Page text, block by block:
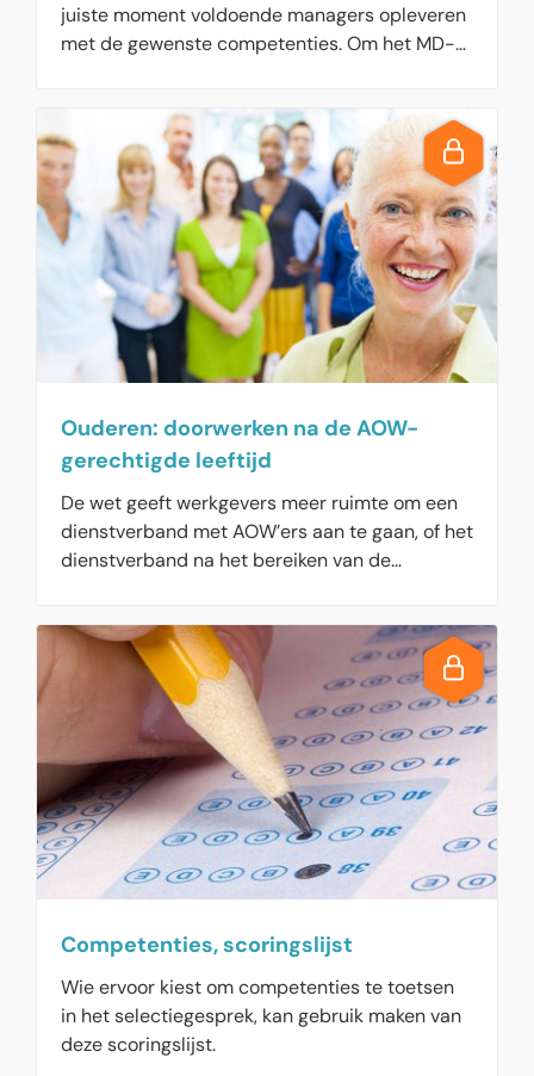
juiste moment voldoende managers opleveren
met de gewenste competenties. Om het MD-
met managementpotentieel vormen tot nieuwe
managers en de kwaliteit van zittende
managers verhogen.
Ouderen: doorwerken na de AOW-
gerechtigde leeftijd
De wet geeft werkgevers meer ruimte om een
dienstverband met AOW’ers aan te gaan, of het
dienstverband na het bereiken van de
Competenties, scoringslijst
Wie ervoor kiest om competenties te toetsen
in het selectiegesprek, kan gebruik maken van
deze scoringslijst.